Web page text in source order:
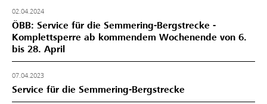
02.04.2024
ÖBB: Service für die Semmering-Bergstrecke -
Komplettsperre ab kommendem Wochenende von 6.
bis 28. April
07.04.2023
Service für die Semmering-Bergstrecke